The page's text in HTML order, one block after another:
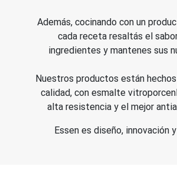
Además, cocinando con un
cada receta resaltás el
ingredientes y mantenes sus
Nuestros productos están
calidad, con esmalte
alta resistencia y el mejor
Essen es diseño, innovación